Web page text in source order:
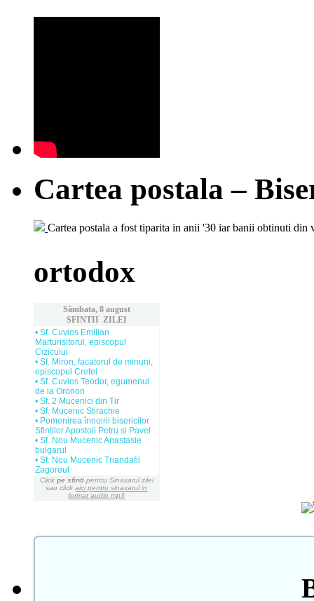
Cartea postala –
Cartea postala a fost tiparita in anii '30 iar banii obtinuti
ortodox
Sâmbata, 8 august
SFINTII ZILEI
• Sf. Cuvios Emilian
Marturisitorul, episcopul
Cizicului
• Sf. Miron, facatorul de minuni,
episcopul Cretei
• Sf. Cuvios Teodor, egumenul
de la Oronon
• Sf. 2 Mucenici din Tir
• Sf. Mucenic Stirachie
• Pomenirea înnoirii bisericilor
Sfintilor Apostoli Petru si Pavel
• Sf. Nou Mucenic Anastasie
bulgarul
• Sf. Nou Mucenic Triandafil
Zagoreul
Click pe sfinti pentru Sinaxarul zilei
sau clickaici pentru sinaxarul in
format audio mp3